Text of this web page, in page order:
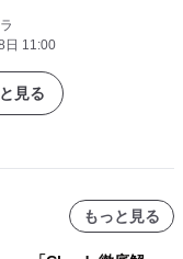
日 11:00
見る
もっと見る